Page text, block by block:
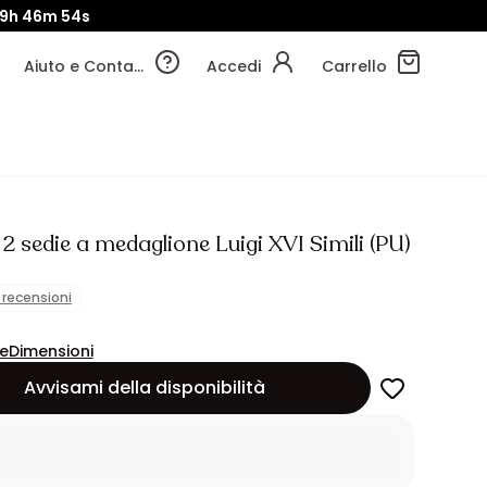
46m 53s
Aiuto e Contatti Accedi Carrello
sedie a medaglione Luigi XVI Simili (PU)
recensioni
Dimensioni
Avvisami della disponibilità